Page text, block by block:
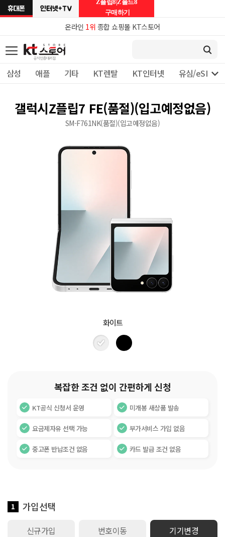
온라인 1위 종합 쇼핑몰 KT스토어
삼성 애플 기타 KT렌탈 KT인터넷 유심/eSIM 개

Z플립8|Z폴드8
구매하기
갤럭시Z플립7 FE(품절)(입고예정없음)
SM-F761NK(품절)(입고예정없음)
화이트
복잡한 조건 없이 간편하게 신청
KT공식 신청서 운영 미개봉 새상품 발송
요금제자유 선택 가능 부가서비스 가입 없음
중고폰 반납조건 없음 카드 발급 조건 없음
1 가입선택
신규가입 번호이동 기기변경